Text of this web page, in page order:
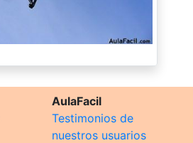
AulaFacil
Testimonios de
nuestros usuarios